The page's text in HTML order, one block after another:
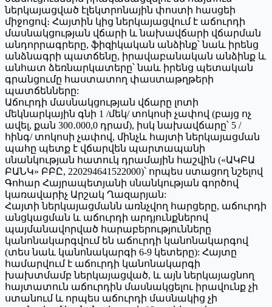
ներկայացված էլեկտրոնային փոստի հասցեի
միջոցով։ Հայտին կից ներկայացվում է աճուրդի
մասնակցության վճարի և նախավճարի վճարման
անդորրագրերը, ֆիզիկական անձինք՝ նաև իրենց
անձնագրի պատճենը, իրավաբանական անձինք և
անհատ ձեռնարկատերը՝ նաև իրենց պետական
գրանցումը հաստատող փաստաթղթերի
պատճենները:
Աճուրդի մասնակցության վճարը լոտի
մեկնարկային գնի 1 /մեկ/ տոկոսի չափով (բայց ոչ
ավել, քան 300․000,0 դրամ), իսկ նախավճարը՝ 5 /
հինգ/ տոկոսի չափով, մինչև հայտի ներկայացման
պահը պետք է վճարվեն պարտապանի
սնանկության հատուկ դրամային հաշվին («ԱԿԲԱ
ԲԱՆԿ» ԲԲԸ, 220294641522000)՝ որպես ստացող նշելով
Գոհար Հայրապետյանի սնանկության գործով
կառավարիչ Արշակ Ղազարյան:
Հայտի ներկայացմանն առնչվող հարցերը, աճուրդի
անցկացման և աճուրդի արդյունքներով
պայմանավորված հարաբերությունները
կանոնակարգվում են աճուրդի կանոնակարգով
(տես նաև կանոնակարգի 6-9 կետերը): Հայտը
համարվում է աճուրդի կանոնակարգի
խախտմամբ ներկայացված, և այն ներկայացնող
հայտատուն աճուրդին մասնակցելու իրավունք չի
ստանում և որպես աճուրդի մասնակից չի